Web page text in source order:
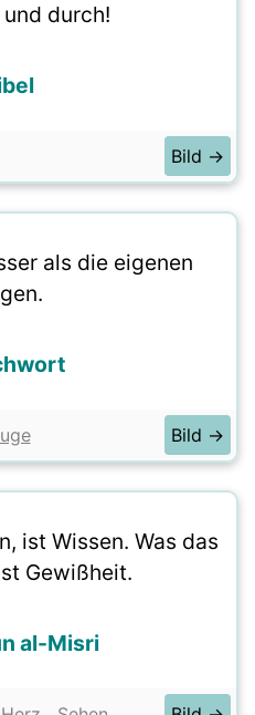
durch!
Bild →
als die eigenen
Bild →
ist Wissen. Was das
Gewißheit.
al-Misri